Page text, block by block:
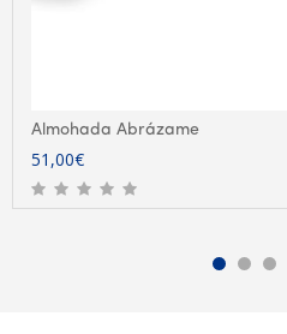
Almohada Abrázame
51,00€